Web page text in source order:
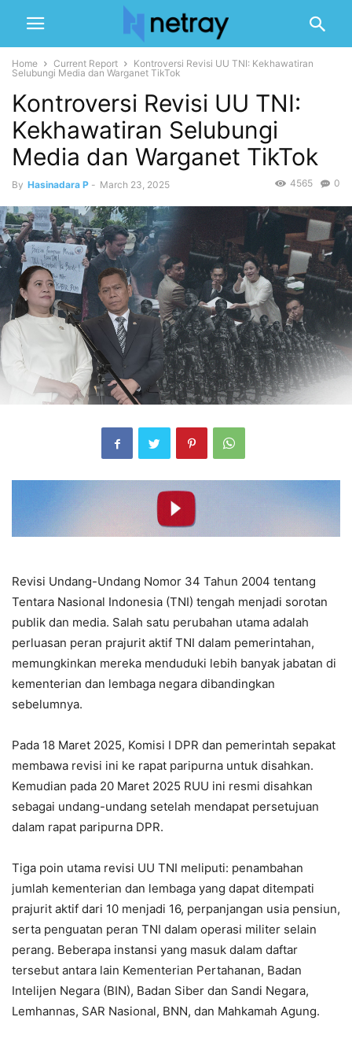
Home Current Report
Kontroversi Revisi UU TNI: Kekhawatiran
Selubungi Media dan Warganet TikTok
Kontroversi Revisi UU TNI:
Kekhawatiran Selubungi
Media dan Warganet TikTok
By Hasinadara P - March 23, 2025 0
4565
Revisi Undang-Undang Nomor 34 Tahun 2004 tentang
Tentara Nasional Indonesia (TNI) tengah menjadi sorotan
publik dan media. Salah satu perubahan utama adalah
perluasan peran prajurit aktif TNI dalam pemerintahan,
memungkinkan mereka menduduki lebih banyak jabatan di
kementerian dan lembaga negara dibandingkan
sebelumnya.
Pada 18 Maret 2025, Komisi I DPR dan pemerintah sepakat
membawa revisi ini ke rapat paripurna untuk disahkan.
Kemudian pada 20 Maret 2025 RUU ini resmi disahkan
sebagai undang-undang setelah mendapat persetujuan
dalam rapat paripurna DPR.
Tiga poin utama revisi UU TNI meliputi: penambahan
jumlah kementerian dan lembaga yang dapat ditempati
prajurit aktif dari 10 menjadi 16, perpanjangan usia pensiun,
serta penguatan peran TNI dalam operasi militer selain
perang. Beberapa instansi yang masuk dalam daftar
tersebut antara lain Kementerian Pertahanan, Badan
Intelijen Negara (BIN), Badan Siber dan Sandi Negara,
Lemhannas, SAR Nasional, BNN, dan Mahkamah Agung.